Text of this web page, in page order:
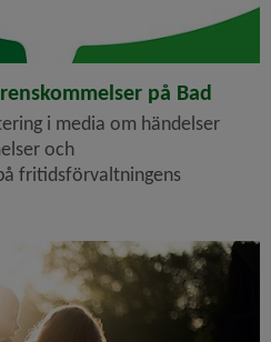
på Bad
i media om händelser
och
fritidsförvaltningens